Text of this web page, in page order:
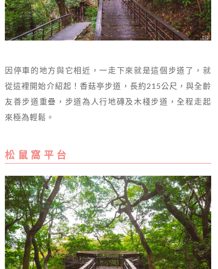
因停車的地方與它相近，一走下來就是這個步道了，就
從這裡開始介紹起！香菇亭步道，長約215公尺，與全齡
友善步道重疊，步道為人行地磚及木棧步道，全程走起
來極為輕鬆。
松 鼠 窩 平 台